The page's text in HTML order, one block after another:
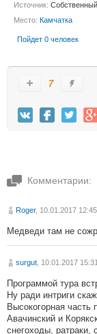
Источник: Собственный
Место: Камчатка
Пойдет 0 человек
7
Комментарии:
Roger, 10.01.2017 12:45
Медведи там не
surgut , 10.01.2017 15:31
Программой тура
Ну ради интриги
Высокогорная
Авачинский и
снегоходы, ратраки,